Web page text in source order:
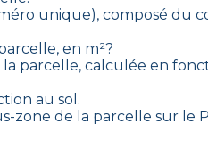
unique), composé du
en m²?
parcelle, calculée en
au sol.
zone de la parcelle sur le